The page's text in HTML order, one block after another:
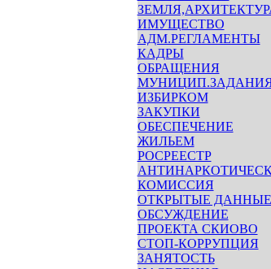
ИМУЩЕСТВО
АДМ.РЕГЛАМЕНТЫ
КАДРЫ
ОБРАЩЕНИЯ
ИЗБИРКОМ
ЗАКУПКИ
ОБЕСПЕЧЕНИЕ
ЖИЛЬЕМ
РОСРЕЕСТР
КОМИССИЯ
ОТКРЫТЫЕ ДАННЫЕ
ОБСУЖДЕНИЕ
ПРОЕКТА СКИОВО
СТОП-КОРРУПЦИЯ
ЗАНЯТОСТЬ